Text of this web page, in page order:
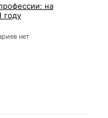
на
году
нет